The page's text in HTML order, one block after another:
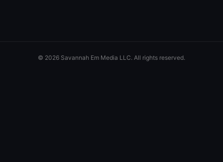
© 2026 Savannah Em Media LLC. All rights reserved.